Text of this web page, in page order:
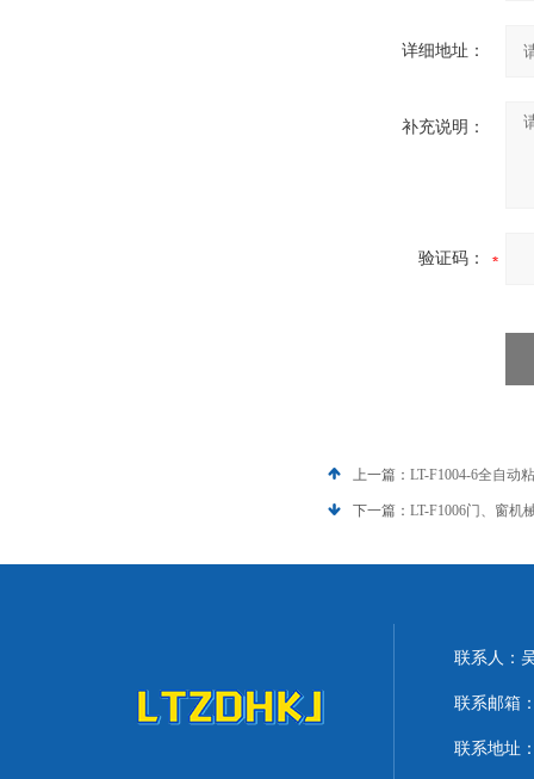
详细地址：
补充说明：
验证码：
上一篇： LT-F1004-6全自动
下一篇： LT-F1006门、窗机
联系人：
联系邮箱
联系地址